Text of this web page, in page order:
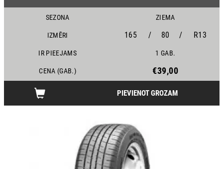
SEZONA ZIEMA
IZMĒRI 165 / 80 / R13
IR PIEEJAMS 1 GAB.
CENA (GAB.) €39,00
PIEVIENOT GROZAM